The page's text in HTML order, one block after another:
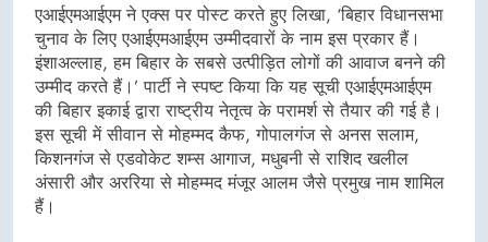
एआईएमआईएम ने एक्स पर पोस्ट करते हुए लिखा, ‘बिहार विधानसभा
चुनाव के लिए एआईएमआईएम उम्मीदवारों के नाम इस प्रकार हैं।
इंशाअल्लाह, हम बिहार के सबसे उत्पीड़ित लोगों की आवाज बनने की
उम्मीद करते हैं।’ पार्टी ने स्पष्ट किया कि यह सूची एआईएमआईएम
की बिहार इकाई द्वारा राष्ट्रीय नेतृत्व के परामर्श से तैयार की गई है।
इस सूची में सीवान से मोहम्मद कैफ, गोपालगंज से अनस सलाम,
किशनगंज से एडवोकेट शम्स आगाज, मधुबनी से राशिद खलील
अंसारी और अररिया से मोहम्मद मंजूर आलम जैसे प्रमुख नाम शामिल
हैं।